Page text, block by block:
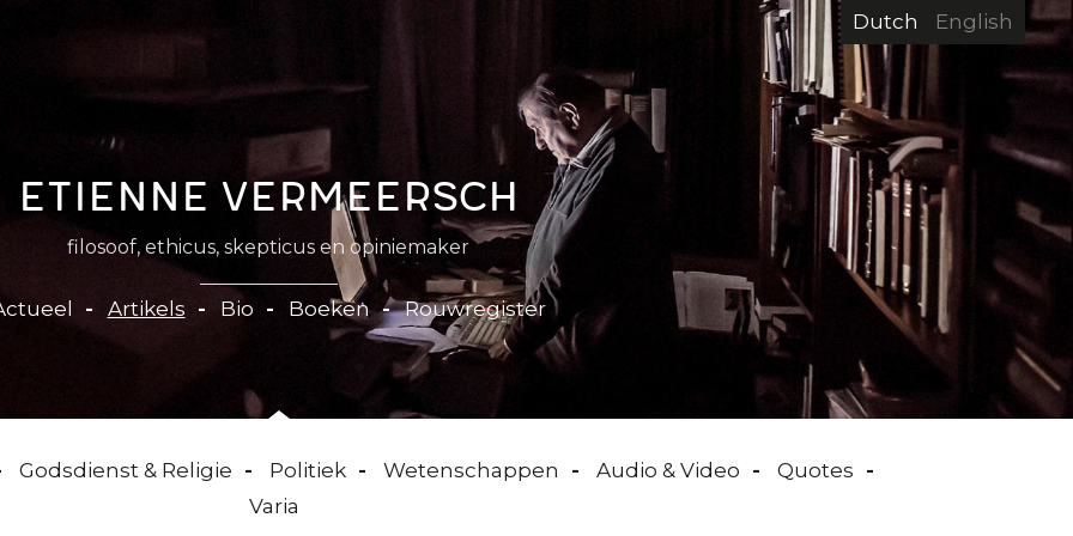
Dutch English
Etienne Vermeersch
filosoof, ethicus, skepticus en opiniemaker
Artikels Bio Boeken Rouwregister
Godsdienst & Religie Politiek Wetenschappen Audio & Video
Quotes
Varia